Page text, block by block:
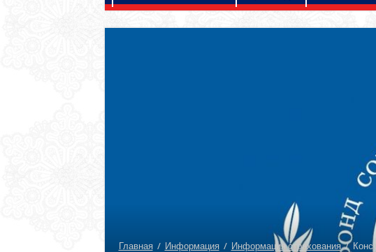
Главная / Информация / Информация страхования /